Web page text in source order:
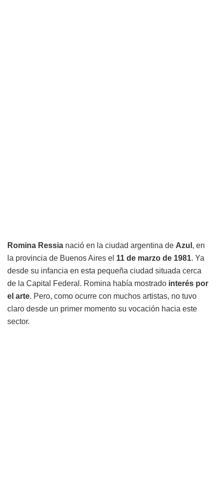
Romina Ressia nació en la ciudad argentina de Azul , en
la provincia de Buenos Aires el 11 de marzo de 1981. Ya
desde su infancia en esta pequeña ciudad situada cerca
de la Capital Federal. Romina había mostrado interés por
el arte. Pero, como ocurre con muchos artistas, no tuvo
claro desde un primer momento su vocación hacia este
sector.